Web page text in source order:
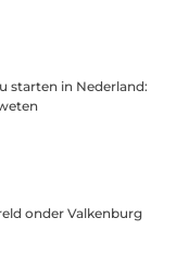
starten in Nederland:
onder Valkenburg